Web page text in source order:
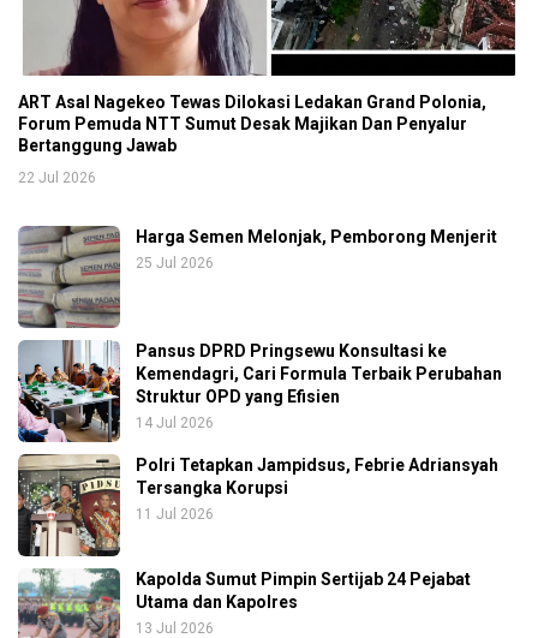
ART Asal Nagekeo Tewas Dilokasi Ledakan Grand Polonia,
Forum Pemuda NTT Sumut Desak Majikan Dan Penyalur
Bertanggung Jawab
22 Jul 2026
Harga Semen Melonjak, Pemborong Menjerit
25 Jul 2026
Pansus DPRD Pringsewu Konsultasi ke
Kemendagri, Cari Formula Terbaik Perubahan
Struktur OPD yang Efisien
14 Jul 2026
Polri Tetapkan Jampidsus, Febrie Adriansyah
Tersangka Korupsi
11 Jul 2026
Kapolda Sumut Pimpin Sertijab 24 Pejabat
Utama dan Kapolres
13 Jul 2026